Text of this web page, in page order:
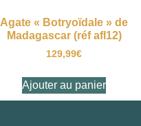
Agate « Botryoïdale » de
Madagascar (réf afl12)
129,99€
Ajouter au panier